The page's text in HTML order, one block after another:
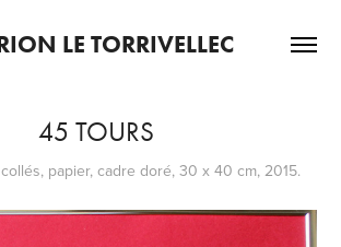
LE TORRIVELLEC
45 TOURS
papier, cadre doré, 30 x 40 cm, 2015.